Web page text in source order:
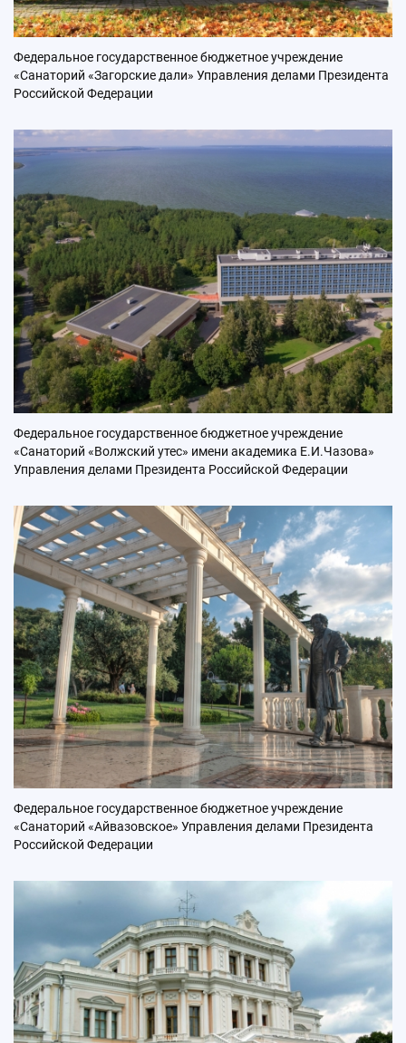
Федеральное государственное бюджетное учреждение
«Санаторий «Загорские дали» Управления делами Президента
Российской Федерации
Федеральное государственное бюджетное учреждение
«Санаторий «Волжский утес» имени академика Е.И.Чазова»
Управления делами Президента Российской Федерации
Федеральное государственное бюджетное учреждение
«Санаторий «Айвазовское» Управления делами Президента
Российской Федерации